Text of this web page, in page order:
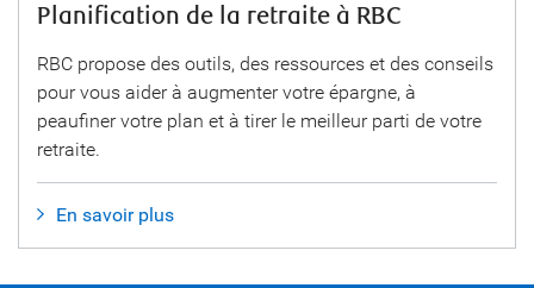
Planification de la retraite à RBC
RBC propose des outils, des ressources et des conseils
pour vous aider à augmenter votre épargne, à
peaufiner votre plan et à tirer le meilleur parti de votre
retraite.
En savoir plus